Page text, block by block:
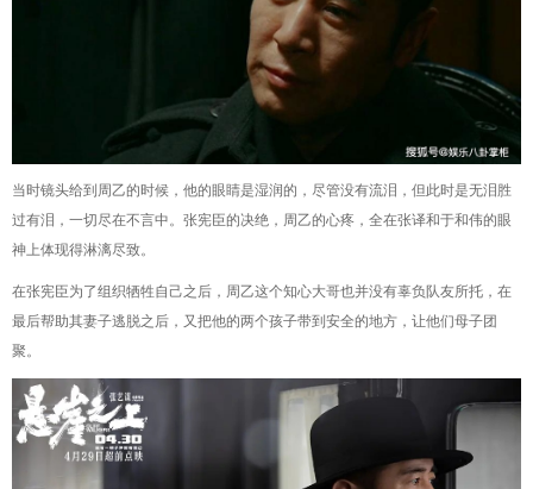
当时镜头给到周乙的时候，他的眼睛是湿润的，尽管没有流泪，但此时是无泪胜
过有泪，一切尽在不言中。张宪臣的决绝，周乙的心疼，全在张译和于和伟的眼
神上体现得淋漓尽致。
在张宪臣为了组织牺牲自己之后，周乙这个知心大哥也并没有辜负队友所托，在
最后帮助其妻子逃脱之后，又把他的两个孩子带到安全的地方，让他们母子团
聚。